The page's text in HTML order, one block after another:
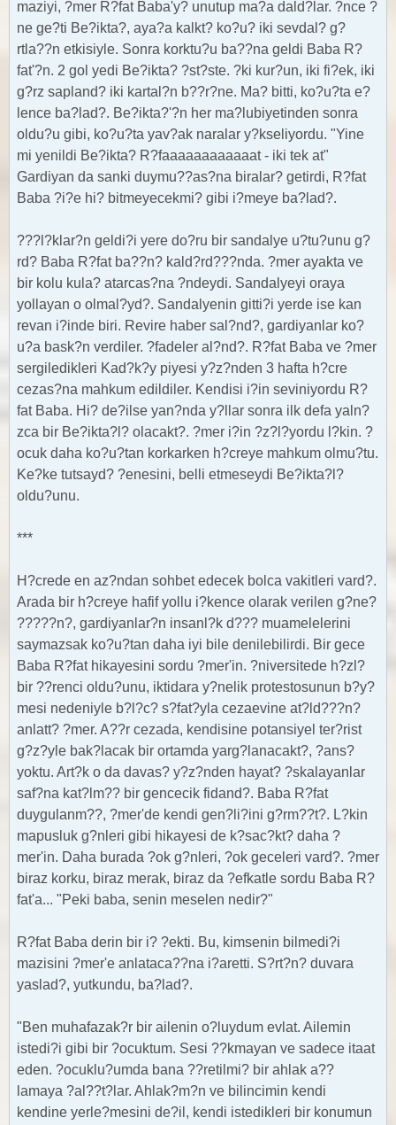
maziyi, ?mer R?fat Baba'y? unutup ma?a dald?lar. ?nce ?
ne ge?ti Be?ikta?, aya?a kalkt? ko?u? iki sevdal? g?
rtla??n etkisiyle. Sonra korktu?u ba??na geldi Baba R?
fat'?n. 2 gol yedi Be?ikta? ?st?ste. ?ki kur?un, iki fi?ek, iki
g?rz sapland? iki kartal?n b??r?ne. Ma? bitti, ko?u?ta e?
lence ba?lad?. Be?ikta?'?n her ma?lubiyetinden sonra
oldu?u gibi, ko?u?ta yav?ak naralar y?kseliyordu. "Yine
mi yenildi Be?ikta? R?faaaaaaaaaaaat - iki tek at"
Gardiyan da sanki duymu??as?na biralar? getirdi, R?fat
Baba ?i?e hi? bitmeyecekmi? gibi i?meye ba?lad?.
???l?klar?n geldi?i yere do?ru bir sandalye u?tu?unu g?
rd? Baba R?fat ba??n? kald?rd???nda. ?mer ayakta ve
bir kolu kula? atarcas?na ?ndeydi. Sandalyeyi oraya
yollayan o olmal?yd?. Sandalyenin gitti?i yerde ise kan
revan i?inde biri. Revire haber sal?nd?, gardiyanlar ko?
u?a bask?n verdiler. ?fadeler al?nd?. R?fat Baba ve ?mer
sergiledikleri Kad?k?y piyesi y?z?nden 3 hafta h?cre
cezas?na mahkum edildiler. Kendisi i?in seviniyordu R?
fat Baba. Hi? de?ilse yan?nda y?llar sonra ilk defa yaln?
zca bir Be?ikta?l? olacakt?. ?mer i?in ?z?l?yordu l?kin. ?
ocuk daha ko?u?tan korkarken h?creye mahkum olmu?tu.
Ke?ke tutsayd? ?enesini, belli etmeseydi Be?ikta?l?
oldu?unu.
***
H?crede en az?ndan sohbet edecek bolca vakitleri vard?.
Arada bir h?creye hafif yollu i?kence olarak verilen g?ne?
?????n?, gardiyanlar?n insanl?k d??? muamelelerini
saymazsak ko?u?tan daha iyi bile denilebilirdi. Bir gece
Baba R?fat hikayesini sordu ?mer'in. ?niversitede h?zl?
bir ??renci oldu?unu, iktidara y?nelik protestosunun b?y?
mesi nedeniyle b?l?c? s?fat?yla cezaevine at?ld???n?
anlatt? ?mer. A??r cezada, kendisine potansiyel ter?rist
g?z?yle bak?lacak bir ortamda yarg?lanacakt?, ?ans?
yoktu. Art?k o da davas? y?z?nden hayat? ?skalayanlar
saf?na kat?lm?? bir gencecik fidand?. Baba R?fat
duygulanm??, ?mer'de kendi gen?li?ini g?rm??t?. L?kin
mapusluk g?nleri gibi hikayesi de k?sac?kt? daha ?
mer'in. Daha burada ?ok g?nleri, ?ok geceleri vard?. ?mer
biraz korku, biraz merak, biraz da ?efkatle sordu Baba R?
fat'a... "Peki baba, senin meselen nedir?"
R?fat Baba derin bir i? ?ekti. Bu, kimsenin bilmedi?i
mazisini ?mer'e anlataca??na i?aretti. S?rt?n? duvara
yaslad?, yutkundu, ba?lad?.
"Ben muhafazak?r bir ailenin o?luydum evlat. Ailemin
istedi?i gibi bir ?ocuktum. Sesi ??kmayan ve sadece itaat
eden. ?ocuklu?umda bana ??retilmi? bir ahlak a??
lamaya ?al??t?lar. Ahlak?m?n ve bilincimin kendi
kendine yerle?mesini de?il, kendi istedikleri bir konumun